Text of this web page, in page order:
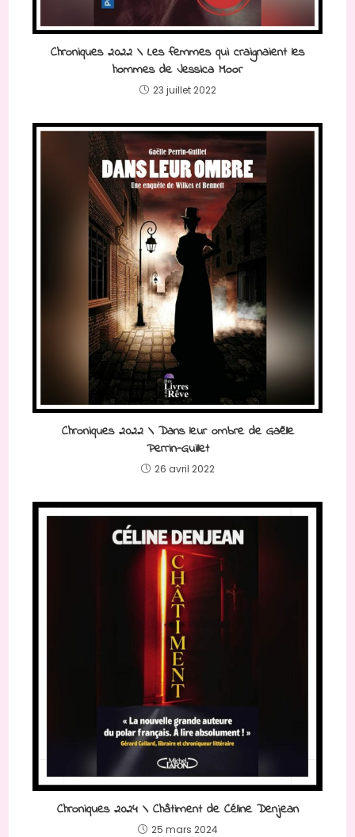
Chroniques 2022 \ Les femmes qui craignaient les
hommes de Jessica Moor
23 juillet 2022
Chroniques 2022 \ Dans leur ombre de Gaëlle
Perrin-Guillet
26 avril 2022
Chroniques 2024 \ Châtiment de Céline Denjean
25 mars 2024